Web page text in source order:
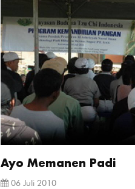
Ayo Memanen Padi
06 Juli 2010